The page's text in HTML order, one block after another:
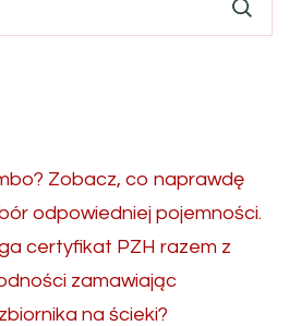
Zobacz, co naprawdę
odpowiedniej pojemności.
certyfikat PZH razem z
zamawiając
na ścieki?